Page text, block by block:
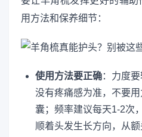
用方法和保养细节：
使用方法要正确：力度
没有疼痛感为准，不要
囊；频率建议每天1-2次
顺着头发生长方向，从